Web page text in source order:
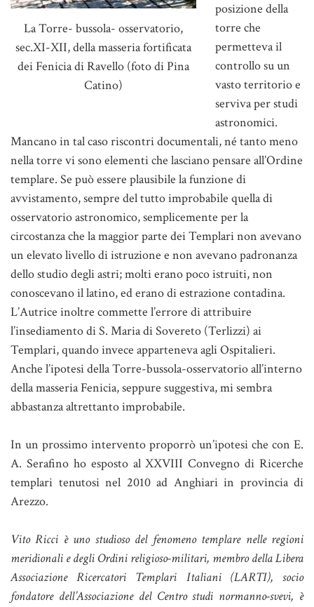
La Torre- bussola- osservatorio,
sec.XI-XII, della masseria fortificata
dei Fenicia di Ravello (foto di Pina
Catino)
posizione della
torre che
permetteva il
controllo su un
vasto territorio e
serviva per studi
astronomici.
Mancano in tal caso riscontri documentali, né tanto meno
nella torre vi sono elementi che lasciano pensare all’Ordine
templare. Se può essere plausibile la funzione di
avvistamento, sempre del tutto improbabile quella di
osservatorio astronomico, semplicemente per la
circostanza che la maggior parte dei Templari non avevano
un elevato livello di istruzione e non avevano padronanza
dello studio degli astri; molti erano poco istruiti, non
conoscevano il latino, ed erano di estrazione contadina.
L’Autrice inoltre commette l’errore di attribuire
l’insediamento di S. Maria di Sovereto (Terlizzi) ai
Templari, quando invece apparteneva agli Ospitalieri.
Anche l’ipotesi della Torre-bussola-osservatorio all’interno
della masseria Fenicia, seppure suggestiva, mi sembra
abbastanza altrettanto improbabile.
In un prossimo intervento proporrò un’ipotesi che con E.
A. Serafino ho esposto al XXVIII Convegno di Ricerche
templari tenutosi nel 2010 ad Anghiari in provincia di
Arezzo.
Vito Ricci è uno studioso del fenomeno templare nelle regioni
meridionali e degli Ordini religioso-militari, membro della Libera
Associazione Ricercatori Templari Italiani (LARTI), socio
fondatore dell’Associazione del Centro studi normanno-svevi, è